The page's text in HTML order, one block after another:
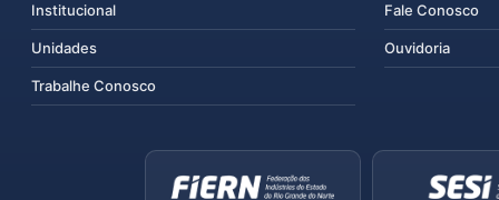
Institucional
Unidades
Trabalhe Conosco
Fale Conosco
Ouvidoria